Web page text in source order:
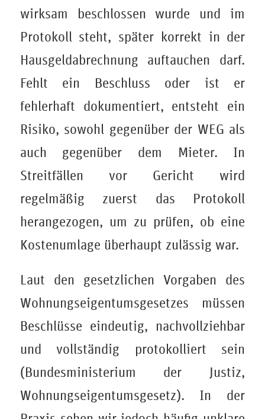
wirksam beschlossen wurde und im
Protokoll steht, später korrekt in der
Hausgeldabrechnung auftauchen darf.
Fehlt ein Beschluss oder ist er
fehlerhaft dokumentiert, entsteht ein
Risiko, sowohl gegenüber der WEG als
auch gegenüber dem Mieter. In
Streitfällen vor Gericht wird
regelmäßig zuerst das Protokoll
herangezogen, um zu prüfen, ob eine
Kostenumlage überhaupt zulässig war.
Laut den gesetzlichen Vorgaben des
Wohnungseigentumsgesetzes müssen
Beschlüsse eindeutig, nachvollziehbar
und vollständig protokolliert sein
(Bundesministerium der Justiz,
Wohnungseigentumsgesetz). In der